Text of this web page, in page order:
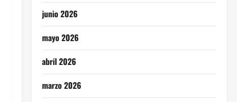
junio 2026
mayo 2026
abril 2026
marzo 2026